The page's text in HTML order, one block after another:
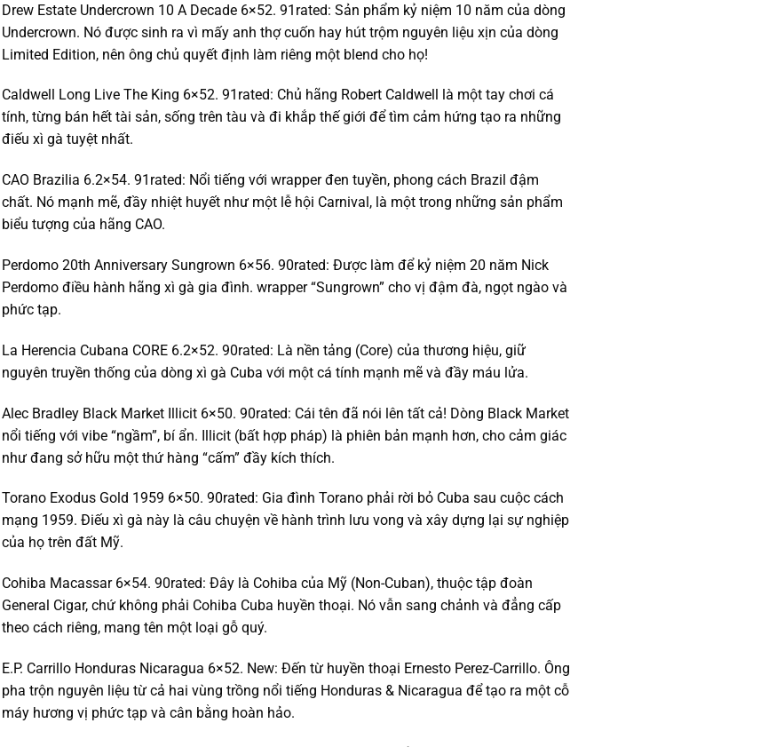
Drew Estate Undercrown 10 A Decade 6×52. 91rated: Sản phẩm kỷ niệm 10 năm của dòng
Undercrown. Nó được sinh ra vì mấy anh thợ cuốn hay hút trộm nguyên liệu xịn của dòng
Limited Edition, nên ông chủ quyết định làm riêng một blend cho họ!
Caldwell Long Live The King 6×52. 91rated: Chủ hãng Robert Caldwell là một tay chơi cá
tính, từng bán hết tài sản, sống trên tàu và đi khắp thế giới để tìm cảm hứng tạo ra những
điếu xì gà tuyệt nhất.
CAO Brazilia 6.2×54. 91rated: Nổi tiếng với wrapper đen tuyền, phong cách Brazil đậm
chất. Nó mạnh mẽ, đầy nhiệt huyết như một lễ hội Carnival, là một trong những sản phẩm
biểu tượng của hãng CAO.
Perdomo 20th Anniversary Sungrown 6×56. 90rated: Được làm để kỷ niệm 20 năm Nick
Perdomo điều hành hãng xì gà gia đình. wrapper “Sungrown” cho vị đậm đà, ngọt ngào và
phức tạp.
La Herencia Cubana CORE 6.2×52. 90rated: Là nền tảng (Core) của thương hiệu, giữ
nguyên truyền thống của dòng xì gà Cuba với một cá tính mạnh mẽ và đầy máu lửa.
Alec Bradley Black Market Illicit 6×50. 90rated: Cái tên đã nói lên tất cả! Dòng Black Market
nổi tiếng với vibe “ngầm”, bí ẩn. Illicit (bất hợp pháp) là phiên bản mạnh hơn, cho cảm giác
như đang sở hữu một thứ hàng “cấm” đầy kích thích.
Torano Exodus Gold 1959 6×50. 90rated: Gia đình Torano phải rời bỏ Cuba sau cuộc cách
mạng 1959. Điếu xì gà này là câu chuyện về hành trình lưu vong và xây dựng lại sự nghiệp
của họ trên đất Mỹ.
Cohiba Macassar 6×54. 90rated: Đây là Cohiba của Mỹ (Non-Cuban), thuộc tập đoàn
General Cigar, chứ không phải Cohiba Cuba huyền thoại. Nó vẫn sang chảnh và đẳng cấp
theo cách riêng, mang tên một loại gỗ quý.
E.P. Carrillo Honduras Nicaragua 6×52. New: Đến từ huyền thoại Ernesto Perez-Carrillo. Ông
pha trộn nguyên liệu từ cả hai vùng trồng nổi tiếng Honduras & Nicaragua để tạo ra một cỗ
máy hương vị phức tạp và cân bằng hoàn hảo.